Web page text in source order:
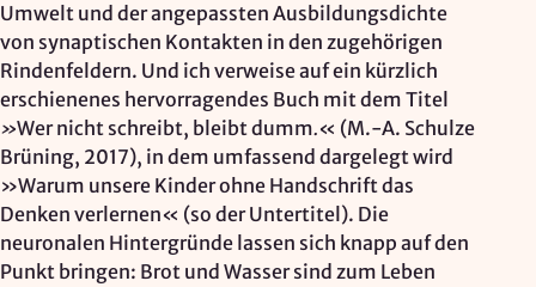
Umwelt und der angepassten Ausbildungsdichte
von synaptischen Kontakten in den zugehörigen
Rindenfeldern. Und ich verweise auf ein kürzlich
erschienenes hervorragendes Buch mit dem Titel
»Wer nicht schreibt, bleibt dumm.« (M.-A. Schulze
Brüning, 2017), in dem umfassend dargelegt wird
»Warum unsere Kinder ohne Handschrift das
Denken verlernen« (so der Untertitel). Die
neuronalen Hintergründe lassen sich knapp auf den
Punkt bringen: Brot und Wasser sind zum Leben